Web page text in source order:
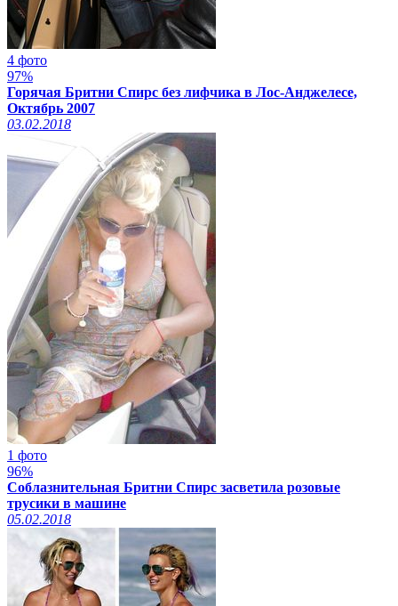
4 фото
97%
Горячая Бритни Спирс без лифчика в Лос-Анджелесе,
Октябрь 2007
03.02.2018
1 фото
96%
Соблазнительная Бритни Спирс засветила розовые
трусики в машине
05.02.2018